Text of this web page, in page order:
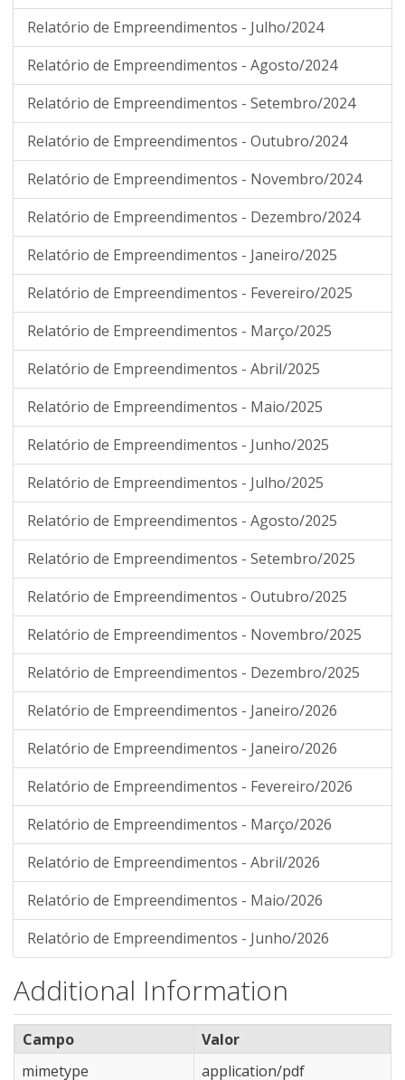
Relatório de Empreendimentos - Julho/2024
Relatório de Empreendimentos - Agosto/2024
Relatório de Empreendimentos - Setembro/2024
Relatório de Empreendimentos - Outubro/2024
Relatório de Empreendimentos - Novembro/2024
Relatório de Empreendimentos - Dezembro/2024
Relatório de Empreendimentos - Janeiro/2025
Relatório de Empreendimentos - Fevereiro/2025
Relatório de Empreendimentos - Março/2025
Relatório de Empreendimentos - Abril/2025
Relatório de Empreendimentos - Maio/2025
Relatório de Empreendimentos - Junho/2025
Relatório de Empreendimentos - Julho/2025
Relatório de Empreendimentos - Agosto/2025
Relatório de Empreendimentos - Setembro/2025
Relatório de Empreendimentos - Outubro/2025
Relatório de Empreendimentos - Novembro/2025
Relatório de Empreendimentos - Dezembro/2025
Relatório de Empreendimentos - Janeiro/2026
Relatório de Empreendimentos - Janeiro/2026
Relatório de Empreendimentos - Fevereiro/2026
Relatório de Empreendimentos - Março/2026
Relatório de Empreendimentos - Abril/2026
Relatório de Empreendimentos - Maio/2026
Relatório de Empreendimentos - Junho/2026
Additional Information
Campo
Valor
mimetype
application/pdf